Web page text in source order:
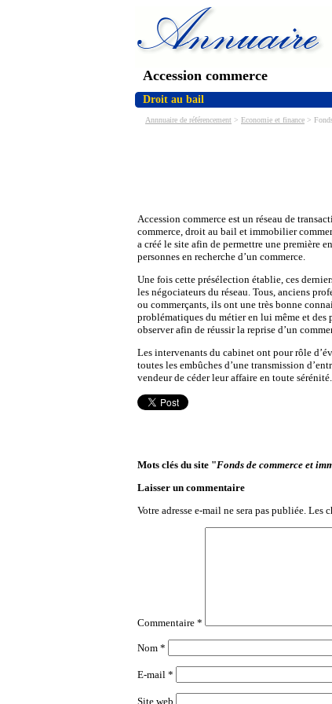
Accession commerce
Droit au bail
Annnuaire de référencement > Economie et finance >
Accession commerce est un réseau de
commerce, droit au bail et immobilier
a créé le site afin de permettre une première
personnes en recherche d’un commerce.
Une fois cette présélection établie, ces
les négociateurs du réseau. Tous, anciens
ou commerçants, ils ont une très bonne
problématiques du métier en lui même et des
observer afin de réussir la reprise d’un
Les intervenants du cabinet ont pour rôle
toutes les embûches d’une transmission
vendeur de céder leur affaire en toute sérénité.
Mots clés du site "Fonds de commerce et
Laisser un commentaire
Votre adresse e-mail ne sera pas publiée. Les
Commentaire *
Nom *
E-mail *
Site web